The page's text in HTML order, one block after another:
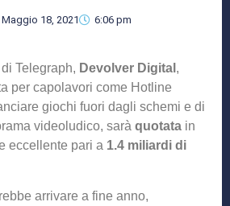
Maggio 18, 2021
6:06 pm
Telegraph, Devolver Digital ,
per capolavori come Hotline
giochi fuori dagli schemi e di
videoludico, sarà quotata in
eccellente pari a 1.4 miliardi di
arrivare a fine anno,